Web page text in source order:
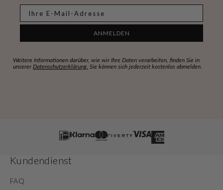
ANMELDEN
Weitere Informationen darüber, wie wir Ihre Daten verarbeiten, finden Sie in
unserer Datenschutzerklärung. Sie können sich jederzeit kostenlos abmelden.
Kundendienst
FAQ